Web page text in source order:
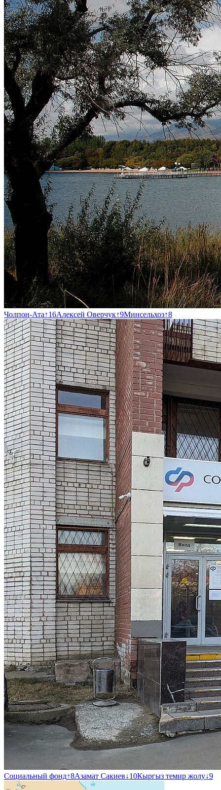
Чолпон-Ата↑16Алексей Оверчук↑9Минсельхоз↑8
Социальный фонд↑8Азамат Сакиев↓10Кыргыз темир жолу↓9